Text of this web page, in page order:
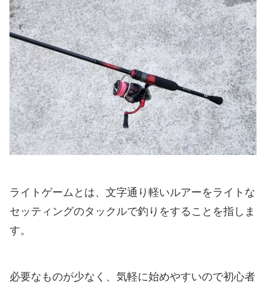
ライトゲームとは、文字通り軽いルアーをライトな
セッティングのタックルで釣りをすることを指しま
す。
必要なものが少なく、気軽に始めやすいので初心者